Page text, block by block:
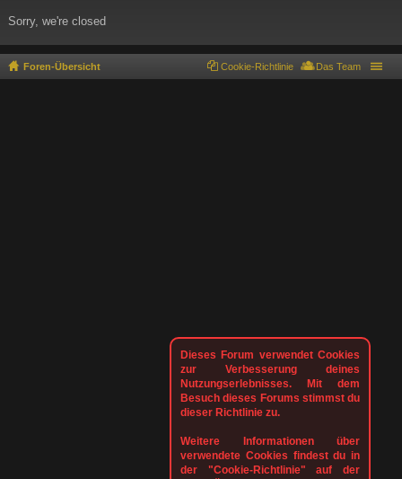
Sorry, we're closed
Dieses Forum verwendet Cookies
zur Verbesserung deines
Nutzungserlebnisses. Mit dem
Besuch dieses Forums stimmst du
dieser Richtlinie zu.
Weitere Informationen über
verwendete Cookies findest du in
der "Cookie-Richtlinie" auf der
Foren-Übersicht Das Team
Cookie-Richtlinie